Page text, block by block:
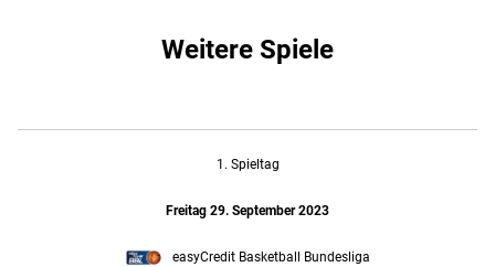
Weitere Spiele
1. Spieltag
Freitag 29. September 2023
easyCredit Basketball Bundesliga